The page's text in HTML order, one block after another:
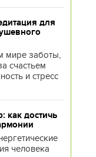
для
мире заботы,
счастьем
и стресс
как достичь
человека